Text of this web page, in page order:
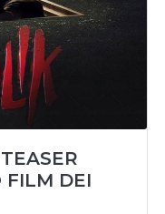
FILM DEI